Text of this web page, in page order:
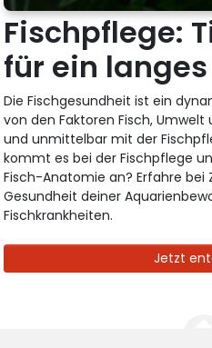
Fischpflege:
für ein
Die Fischgesundheit ist ein
von den Faktoren Fisch, Umwelt
und unmittelbar mit der
kommt es bei der Fischpflege
Fisch-Anatomie an? Erfahre bei
Gesundheit deiner
Fischkrankheiten.
Jetzt